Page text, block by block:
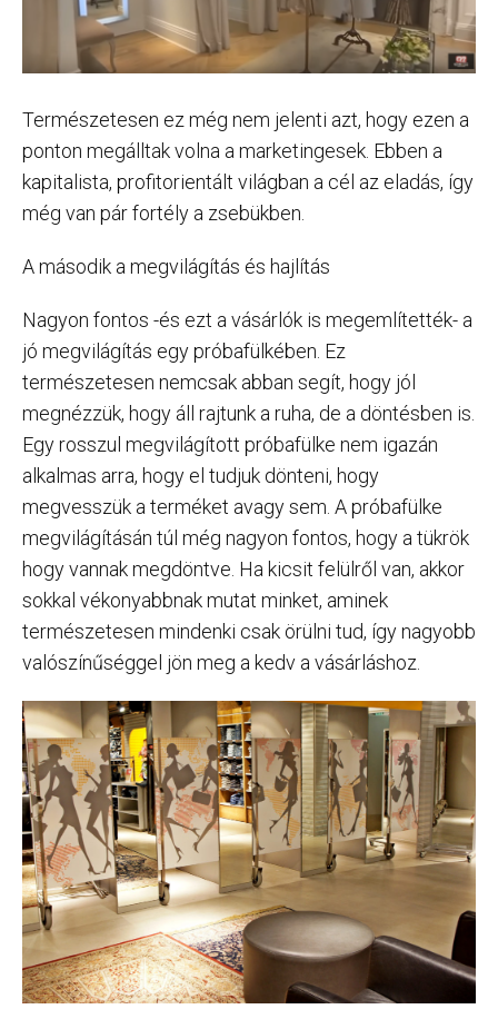
Természetesen ez még nem jelenti azt, hogy ezen a
ponton megálltak volna a marketingesek. Ebben a
kapitalista, profitorientált világban a cél az eladás, így
még van pár fortély a zsebükben.
A második a megvilágítás és hajlítás
Nagyon fontos -és ezt a vásárlók is megemlítették- a
jó megvilágítás egy próbafülkében. Ez
természetesen nemcsak abban segít, hogy jól
megnézzük, hogy áll rajtunk a ruha, de a döntésben is.
Egy rosszul megvilágított próbafülke nem igazán
alkalmas arra, hogy el tudjuk dönteni, hogy
megvesszük a terméket avagy sem. A próbafülke
megvilágításán túl még nagyon fontos, hogy a tükrök
hogy vannak megdöntve. Ha kicsit felülről van, akkor
sokkal vékonyabbnak mutat minket, aminek
természetesen mindenki csak örülni tud, így nagyobb
valószínűséggel jön meg a kedv a vásárláshoz.